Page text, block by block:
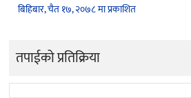
बिहिबार, चैत १७, २०७८ मा प्रकाशित
तपाईको प्रतिक्रिया